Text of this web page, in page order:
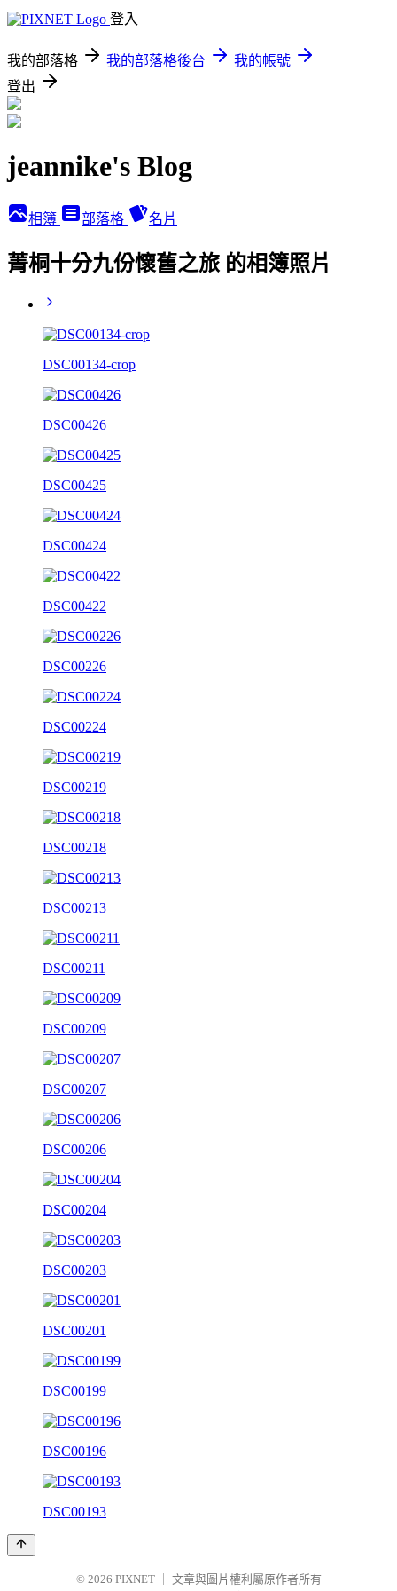
登入
我的部落格 我的部落格後台
我的帳號
登出
jeannike's Blog
相簿 部落格 名片
菁桐十分九份懷舊之旅 的相簿照片
DSC00134-crop
DSC00426
DSC00425
DSC00424
DSC00422
DSC00226
DSC00224
DSC00219
DSC00218
DSC00213
DSC00211
DSC00209
DSC00207
DSC00206
DSC00204
DSC00203
DSC00201
DSC00199
DSC00196
DSC00193
© 2026 PIXNET
文章與圖片權利屬原作者所有